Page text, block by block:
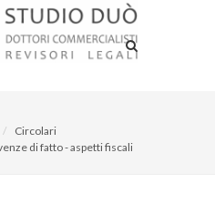
Circolari
di fatto - aspetti fiscali